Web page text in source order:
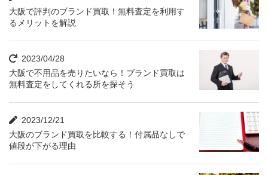
大阪で評判のブランド買取！無料査定を利用す
るメリットを解説
2023/04/28
大阪で不用品を売りたいなら！ブランド買取は
無料査定をしてくれる所を探そう
2023/12/21
大阪のブランド買取を比較する！付属品なしで
値段が下がる理由